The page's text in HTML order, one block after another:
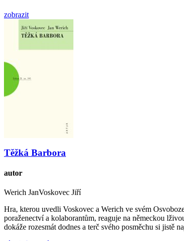
zobrazit
Těžká Barbora
autor
Werich JanVoskovec Jiří
Hra, kterou uvedli Voskovec a Werich ve svém
poraženectví a kolaborantům, reaguje na německou
dokáže rozesmát dodnes a terč svého posměchu si jistě